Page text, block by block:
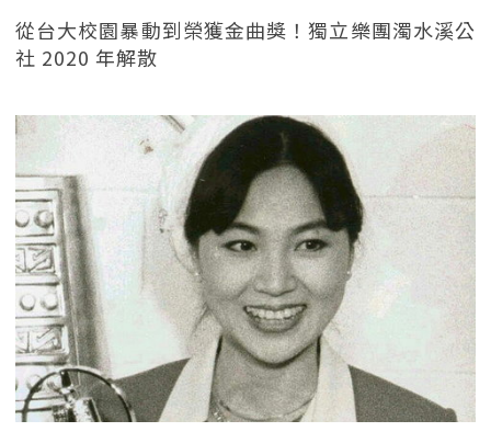
從台大校園暴動到榮獲金曲獎！獨立樂團濁水溪公
社 2020 年解散